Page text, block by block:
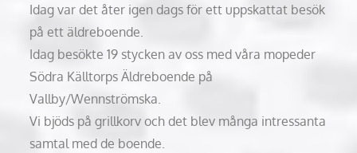
Idag var det åter igen dags för ett uppskattat besök
på ett äldreboende.
Idag besökte 19 stycken av oss med våra mopeder
Södra Källtorps Äldreboende på
Vallby/Wennströmska.
Vi bjöds på grillkorv och det blev många intressanta
samtal med de boende.